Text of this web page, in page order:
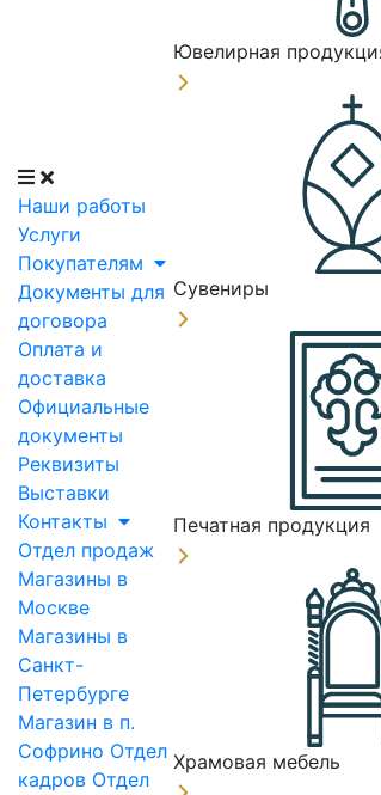
Наши работы
Услуги
Покупателям
Документы для
договора
Оплата и
доставка
Официальные
документы
Реквизиты
Выставки
Контакты
Отдел продаж
Магазины в
Москве
Магазины в
Санкт-
Петербурге
Магазин в п.
Софрино Отдел
кадров Отдел
Ювелирная
Сувениры
Печатная продукция
Храмовая мебель